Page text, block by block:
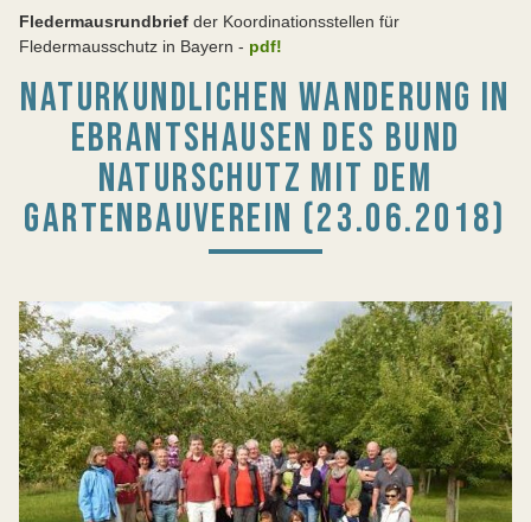
Fledermausrundbrief der Koordinationsstellen für
Fledermausschutz in Bayern - pdf!
NATURKUNDLICHEN WANDERUNG IN
EBRANTSHAUSEN DES BUND
NATURSCHUTZ MIT DEM
GARTENBAUVEREIN (23.06.2018)